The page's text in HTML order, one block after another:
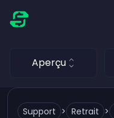
Aperçu
Support > Retrait >